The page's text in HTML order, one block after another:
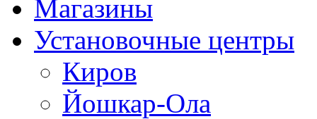
Магазины
Установочные центры
Киров
Йошкар-Ола